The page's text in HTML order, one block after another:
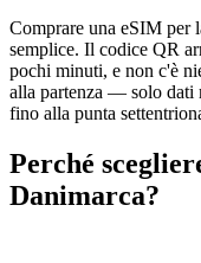
Comprare una eSIM per
semplice. Il codice QR
pochi minuti, e non c'è
alla partenza — solo dati
fino alla punta
Perché
Danimarca?